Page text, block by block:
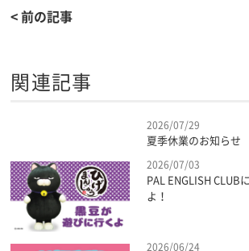
< 前の記事
関連記事
2026/07/29
夏季休業のお知らせ
2026/07/03
PAL ENGLISH CLUB
よ！
2026/06/24